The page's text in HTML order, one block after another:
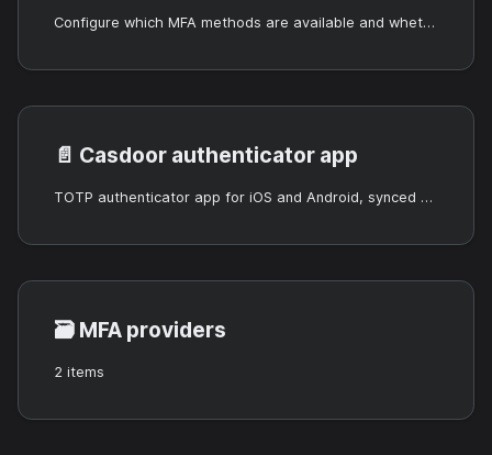
Configure which MFA methods are available and whether they are optional or required.
📄️ Casdoor authenticator app
TOTP authenticator app for iOS and Android, synced with Casdoor.
🗃️ MFA providers
2 items